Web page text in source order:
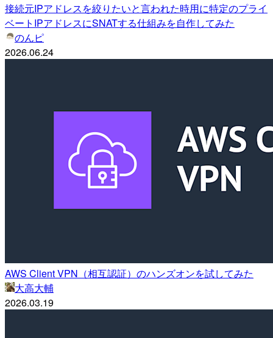
接続元IPアドレスを絞りたいと言われた時用に特定のプライ
ベートIPアドレスにSNATする仕組みを自作してみた
のんピ
2026.06.24
AWS Client VPN（相互認証）のハンズオンを試してみた
大高大輔
2026.03.19